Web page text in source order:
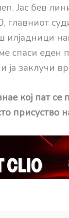
Јас бев
главниот
илјадници
спаси еден
ја заклучи
кој пат
присуство